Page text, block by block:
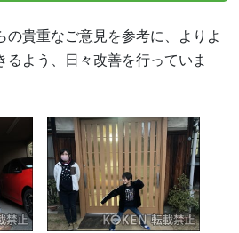
の貴重なご意見を参考に、よりよ
よう、日々改善を行っていま